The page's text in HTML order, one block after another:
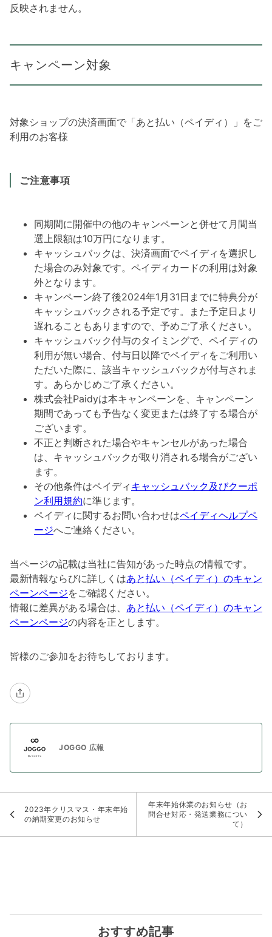
反映されません。
キャンペーン対象
対象ショップの決済画面で「あと払い（ペイディ）」をご
利用のお客様
ご注意事項
同期間に開催中の他のキャンペーンと併せて月間当
選上限額は10万円になります。
キャッシュバックは、決済画面でペイディを選択し
た場合のみ対象です。ペイディカードの利用は対象
外となります。
キャンペーン終了後2024年1月31日までに特典分が
キャッシュバックされる予定です。また予定日より
遅れることもありますので、予めご了承ください。
キャッシュバック付与のタイミングで、ペイディの
利用が無い場合、付与日以降でペイディをご利用い
ただいた際に、該当キャッシュバックが付与されま
す。あらかじめご了承ください。
株式会社Paidyは本キャンペーンを、キャンペーン
期間であっても予告なく変更または終了する場合が
ございます。
不正と判断された場合やキャンセルがあった場合
は、キャッシュバックが取り消される場合がござい
ます。
その他条件はペイディ キャッシュバック及びクーポ
ン利用規約に準じます。
ペイディに関するお問い合わせはペイディヘルプペ
ージへご連絡ください。
当ページの記載は当社に告知があった時点の情報です。
最新情報ならびに詳しくはあと払い（ペイディ）のキャン
ペーンページをご確認ください。
情報に差異がある場合は、 あと払い（ペイディ）のキャン
ペーンページの内容を正とします。
皆様のご参加をお待ちしております。
JOGGO 広報
2023年クリスマス・年末年始
の納期変更のお知らせ
年末年始休業のお知らせ（お
問合せ対応・発送業務につい
て）
おすすめ記事